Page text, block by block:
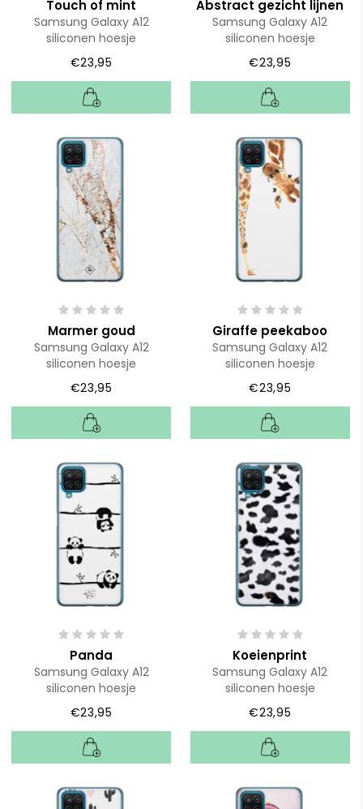
Touch of mint
Samsung Galaxy A12
siliconen hoesje
€23,95
Abstract gezicht lijnen
Samsung Galaxy A12
siliconen hoesje
€23,95
Marmer goud
Samsung Galaxy A12
siliconen hoesje
€23,95
Giraffe peekaboo
Samsung Galaxy A12
siliconen hoesje
€23,95
Panda
Samsung Galaxy A12
siliconen hoesje
€23,95
Koeienprint
Samsung Galaxy A12
siliconen hoesje
€23,95